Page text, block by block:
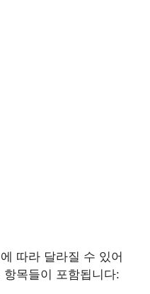
따라 달라질 수 있어
목들이 포함됩니다: